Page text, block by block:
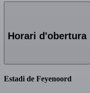
Horari d'obertura
Estadi de Feyenoord